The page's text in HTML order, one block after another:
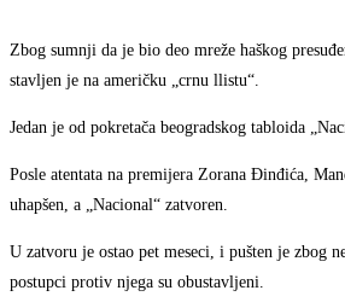
Zbog sumnji da je bio deo mreže haškog
stavljen je na američku „crnu llistu“.
Jedan je od pokretača beogradskog tabloida
Posle atentata na premijera Zorana Đinđića,
uhapšen, a „Nacional“ zatvoren.
U zatvoru je ostao pet meseci, i pušten je zbog
postupci protiv njega su obustavljeni.